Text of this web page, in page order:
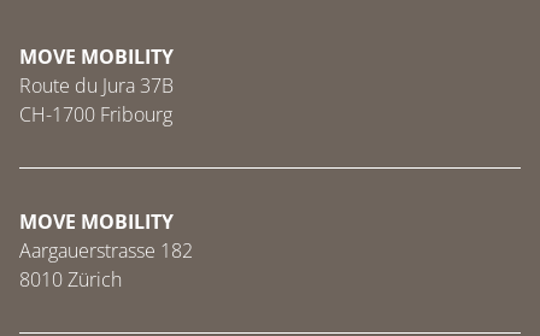
MOVE MOBILITY
Route du Jura 37B
CH-1700 Fribourg
MOVE MOBILITY
Aargauerstrasse 182
8010 Zürich